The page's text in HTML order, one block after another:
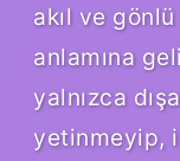
akıl ve
anlamına
yalnızca
yetinmeyip,